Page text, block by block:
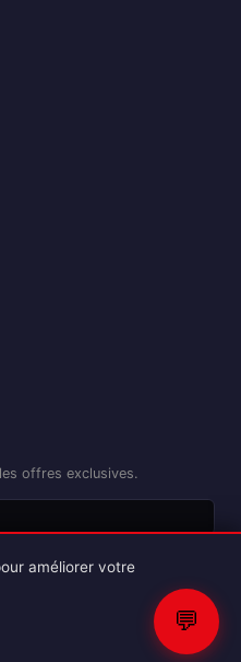
offres exclusives.
sans autorisation.
💬
améliorer votre